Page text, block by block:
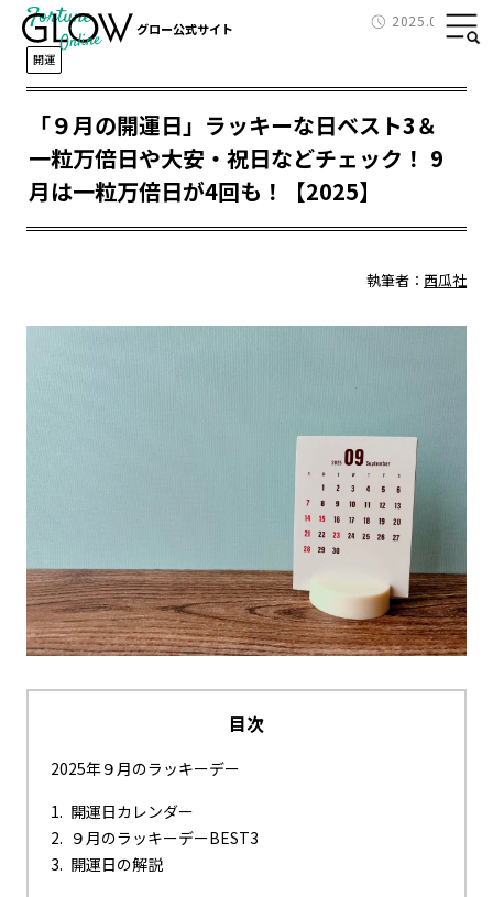
グロー公式サイト 2025.08.30
Fortune
開運
「９月の開運日」ラッキーな日ベスト3＆
一粒万倍日や大安・祝日などチェック！ 9
月は一粒万倍日が4回も！【2025】
執筆者： 西瓜社
目次
2025年９月のラッキーデー
開運日カレンダー
９月のラッキーデーBEST3
開運日の解説